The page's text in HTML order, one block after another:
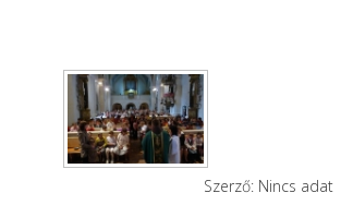
Szerző: Nincs adat